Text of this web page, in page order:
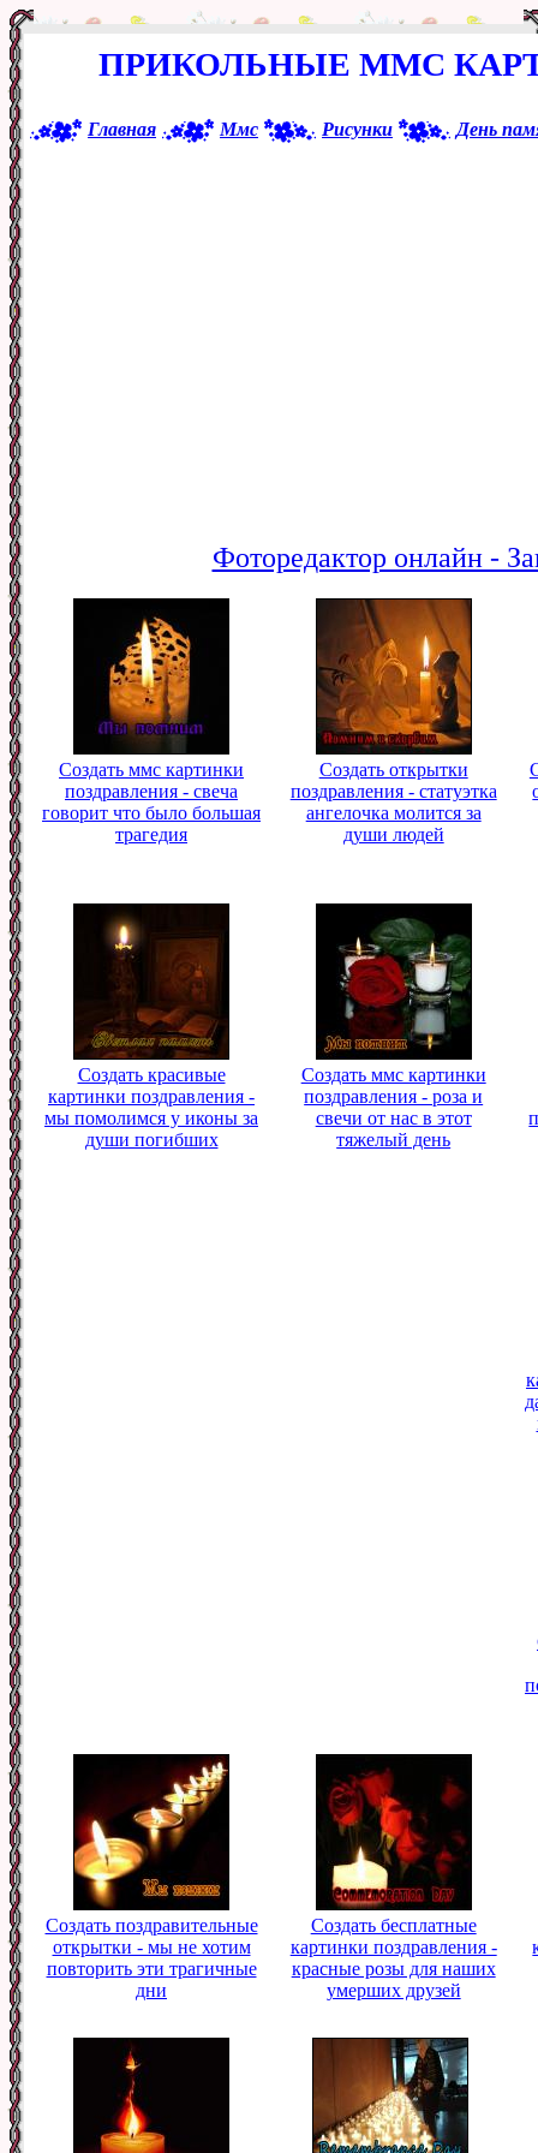
ПРИКОЛЬНЫЕ ММС
Главная Ммс Рисунки День
Фоторедактор онлайн -
Создать ммс картинки
поздравления - свеча
говорит что было большая
трагедия
Создать открытки
поздравления - статуэтка
ангелочка молится за
души людей
Создать красивые
картинки поздравления -
мы помолимся у иконы за
души погибших
Создать ммс картинки
поздравления - роза и
свечи от нас в этот
тяжелый день
Создать поздравительные
открытки - мы не хотим
повторить эти трагичные
дни
Создать бесплатные
картинки поздравления -
красные розы для наших
умерших друзей